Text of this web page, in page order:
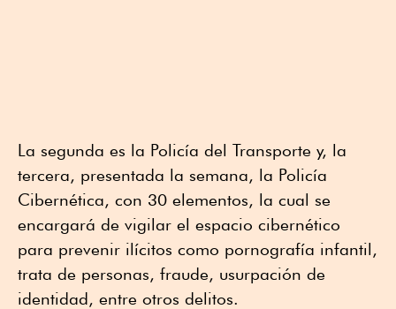
La segunda es la Policía del Transporte y, la
tercera, presentada la semana, la Policía
Cibernética, con 30 elementos, la cual se
encargará de vigilar el espacio cibernético
para prevenir ilícitos como pornografía infantil,
trata de personas, fraude, usurpación de
identidad, entre otros delitos.